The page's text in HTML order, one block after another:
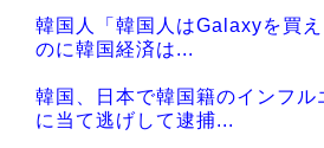
韓国人「韓国人はGalaxyを買
のに韓国経済は...
韓国、日本で韓国籍のインフル
に当て逃げして逮捕...